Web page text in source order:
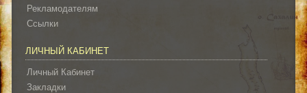
Рекламодателям
Ссылки
ЛИЧНЫЙ КАБИНЕТ
Личный Кабинет
Закладки